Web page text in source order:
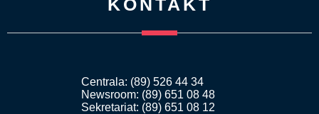
Centrala: (89) 526 44 34
Newsroom: (89) 651 08 48
Sekretariat: (89) 651 08 12